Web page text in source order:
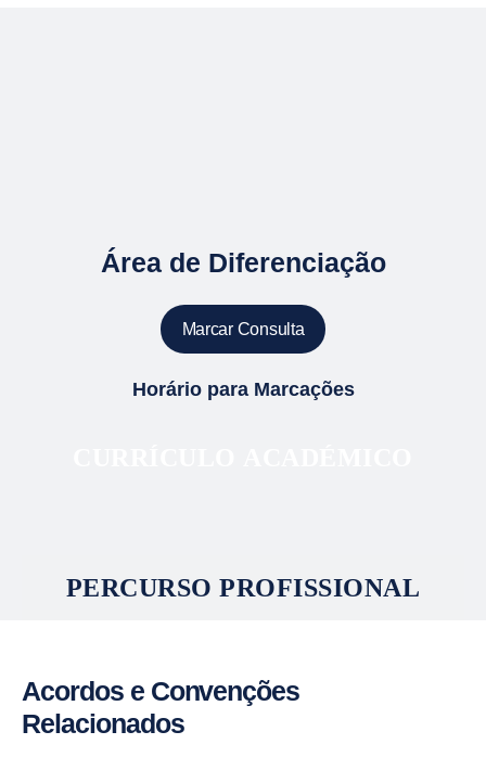
Área de Diferenciação
Marcar Consulta
Horário para Marcações
PERCURSO PROFISSIONAL
Acordos e Convenções
Relacionados